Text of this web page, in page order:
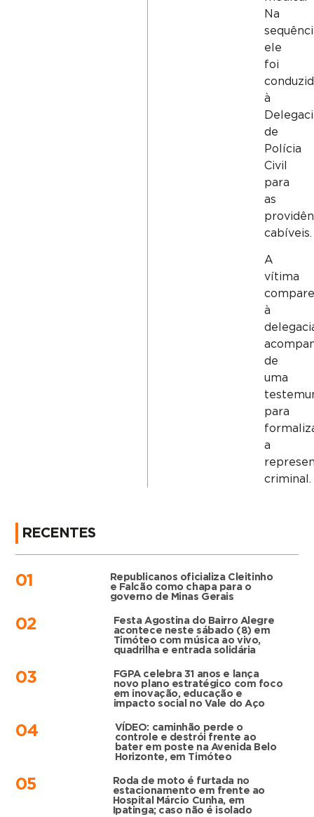
Na
ele
foi
à
de
Polícia
Civil
para
as
cabíveis.
A
vítima
à
de
uma
para
a
criminal.
RECENTES
01
Republicanos oficializa Cleitinho
e Falcão como chapa para o
governo de Minas Gerais
02
Festa Agostina do Bairro Alegre
acontece neste sábado (8) em
Timóteo com música ao vivo,
quadrilha e entrada solidária
03
FGPA celebra 31 anos e lança
novo plano estratégico com foco
em inovação, educação e
impacto social no Vale do Aço
04
VÍDEO: caminhão perde o
controle e destrói frente ao
bater em poste na Avenida Belo
Horizonte, em Timóteo
05
Roda de moto é furtada no
estacionamento em frente ao
Hospital Márcio Cunha, em
Ipatinga; caso não é isolado